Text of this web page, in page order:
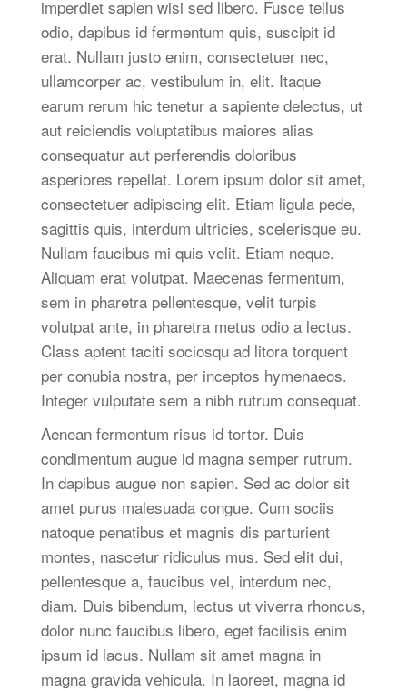
imperdiet sapien wisi sed libero. Fusce tellus
odio, dapibus id fermentum quis, suscipit id
erat. Nullam justo enim, consectetuer nec,
ullamcorper ac, vestibulum in, elit. Itaque
earum rerum hic tenetur a sapiente delectus, ut
aut reiciendis voluptatibus maiores alias
consequatur aut perferendis doloribus
asperiores repellat. Lorem ipsum dolor sit amet,
consectetuer adipiscing elit. Etiam ligula pede,
sagittis quis, interdum ultricies, scelerisque eu.
Nullam faucibus mi quis velit. Etiam neque.
Aliquam erat volutpat. Maecenas fermentum,
sem in pharetra pellentesque, velit turpis
volutpat ante, in pharetra metus odio a lectus.
Class aptent taciti sociosqu ad litora torquent
per conubia nostra, per inceptos hymenaeos.
Integer vulputate sem a nibh rutrum consequat.
Aenean fermentum risus id tortor. Duis
condimentum augue id magna semper rutrum.
In dapibus augue non sapien. Sed ac dolor sit
amet purus malesuada congue. Cum sociis
natoque penatibus et magnis dis parturient
montes, nascetur ridiculus mus. Sed elit dui,
pellentesque a, faucibus vel, interdum nec,
diam. Duis bibendum, lectus ut viverra rhoncus,
dolor nunc faucibus libero, eget facilisis enim
ipsum id lacus. Nullam sit amet magna in
magna gravida vehicula. In laoreet, magna id